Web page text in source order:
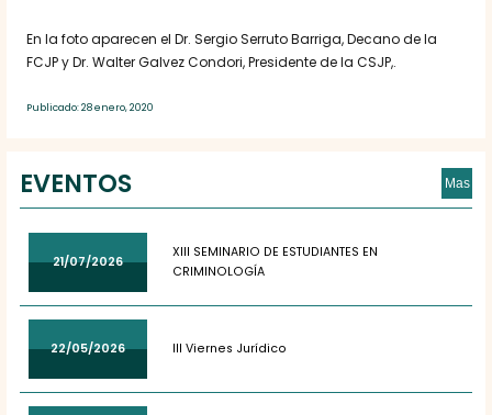
En la foto aparecen el Dr. Sergio Serruto Barriga, Decano de la
FCJP y Dr. Walter Galvez Condori, Presidente de la CSJP,.
Publicado: 28 enero, 2020
EVENTOS Mas
21/07/2026
XIII SEMINARIO DE ESTUDIANTES EN
CRIMINOLOGÍA
22/05/2026 III Viernes Jurídico